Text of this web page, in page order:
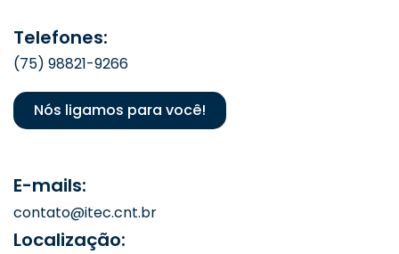
Telefones:
(75) 98821-9266
Nós ligamos para você!
E-mails:
contato@itec.cnt.br
Localização: